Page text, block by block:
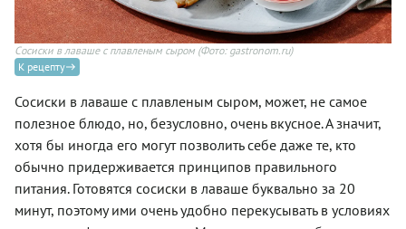
Сосиски в лаваше с плавленым сыром (Фото: gastronom.ru)
К рецепту
Сосиски в лаваше с плавленым сыром, может, не самое
полезное блюдо, но, безусловно, очень вкусное. А значит,
хотя бы иногда его могут позволить себе даже те, кто
обычно придерживается принципов правильного
питания. Готовятся сосиски в лаваше буквально за 20
минут, поэтому ими очень удобно перекусывать в условиях